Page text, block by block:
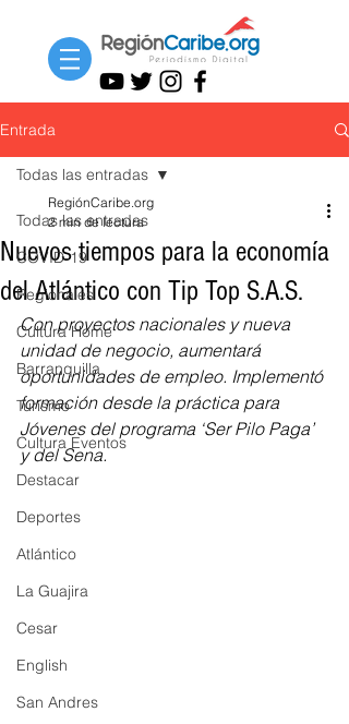
Entrada
Todas las entradas
COVID-19
Regionales
Cultura Home
Barranquilla
Turismo
Cultura Eventos
Destacar
Deportes
Atlántico
La Guajira
Cesar
English
San Andres
Todas las entradas
Nuevos tiempos para la economía
del Atlántico con Tip Top S.A.S.
RegiónCaribe.org
2 min de lectura
Con proyectos nacionales y nueva
unidad de negocio, aumentará
oportunidades de empleo. Implementó
formación desde la práctica para
Jóvenes del programa ‘Ser Pilo Paga’
y del Sena.